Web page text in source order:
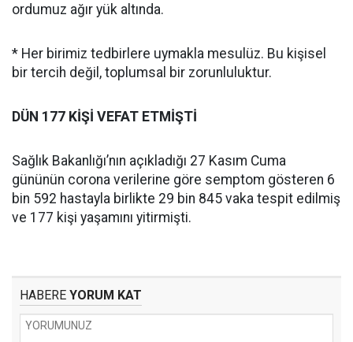
ordumuz ağır yük altında.
* Her birimiz tedbirlere uymakla mesulüz. Bu kişisel
bir tercih değil, toplumsal bir zorunluluktur.
DÜN 177 KİŞİ VEFAT ETMİŞTİ
Sağlık Bakanlığı’nın açıkladığı 27 Kasım Cuma
gününün corona verilerine göre semptom gösteren 6
bin 592 hastayla birlikte 29 bin 845 vaka tespit edilmiş
ve 177 kişi yaşamını yitirmişti.
HABERE YORUM KAT